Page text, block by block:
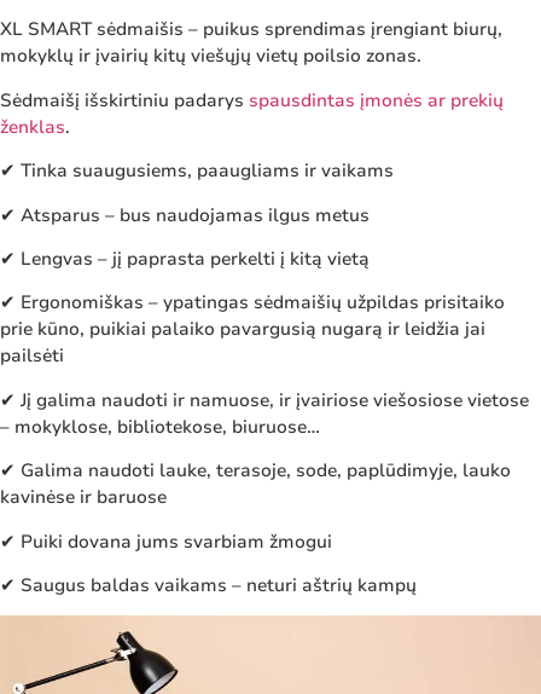
XL SMART sėdmaišis – puikus sprendimas įrengiant biurų,
mokyklų ir įvairių kitų viešųjų vietų poilsio zonas.
Sėdmaišį išskirtiniu padarys spausdintas įmonės ar prekių
ženklas.
✔ Tinka suaugusiems, paaugliams ir vaikams
✔ Atsparus – bus naudojamas ilgus metus
✔ Lengvas – jį paprasta perkelti į kitą vietą
✔ Ergonomiškas – ypatingas sėdmaišių užpildas prisitaiko
prie kūno, puikiai palaiko pavargusią nugarą ir leidžia jai
pailsėti
✔ Jį galima naudoti ir namuose, ir įvairiose viešosiose vietose
– mokyklose, bibliotekose, biuruose…
✔ Galima naudoti lauke, terasoje, sode, paplūdimyje, lauko
kavinėse ir baruose
✔ Puiki dovana jums svarbiam žmogui
✔ Saugus baldas vaikams – neturi aštrių kampų